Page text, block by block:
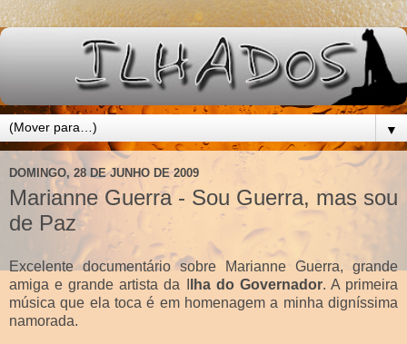
▼
DOMINGO, 28 DE JUNHO DE 2009
Marianne Guerra - Sou Guerra, mas sou
de Paz
Excelente documentário sobre Marianne Guerra, grande
amiga e grande artista da I
lha do Governador. A primeira
música que ela toca é em homenagem a minha digníssima
namorada.